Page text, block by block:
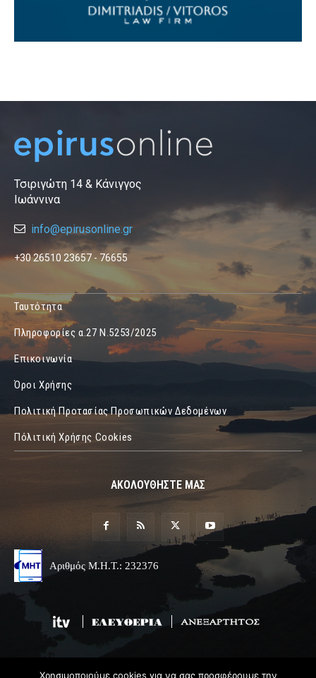
Τσιριγώτη 14 & Κάνιγγος
Ιωάννινα
info@epirusonline.gr
+30 26510 23657 - 76655
Ταυτότητα
Πληροφορίες α.27 Ν.5253/2025
Επικοινωνία
Όροι Χρήσης
Πολιτική Προτασίας Προσωπικών Δεδομένων
Πόλιτική Χρήσης Cookies
ΑΚΟΛΟΥΘΗΣΤΕ ΜΑΣ
Αριθμός Μ.Η.Τ.: 232376
Χρησιμοποιούμε cookies για να σας προσφέρουμε την